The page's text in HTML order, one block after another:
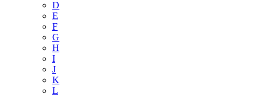
D
E
F
G
H
I
J
K
L